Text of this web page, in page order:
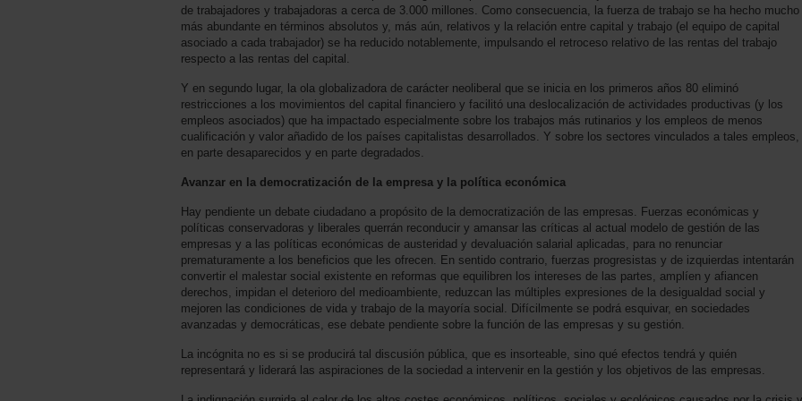
de trabajadores y trabajadoras a cerca de 3.000 millones. Como consecuencia, la fuerza de trabajo se ha hecho mucho
más abundante en términos absolutos y, más aún, relativos y la relación entre capital y trabajo (el equipo de capital
asociado a cada trabajador) se ha reducido notablemente, impulsando el retroceso relativo de las rentas del trabajo
respecto a las rentas del capital.
Y en segundo lugar, la ola globalizadora de carácter neoliberal que se inicia en los primeros años 80 eliminó
restricciones a los movimientos del capital financiero y facilitó una deslocalización de actividades productivas (y los
empleos asociados) que ha impactado especialmente sobre los trabajos más rutinarios y los empleos de menos
cualificación y valor añadido de los países capitalistas desarrollados. Y sobre los sectores vinculados a tales empleos,
en parte desaparecidos y en parte degradados.
Avanzar en la democratización de la empresa y la política económica
Hay pendiente un debate ciudadano a propósito de la democratización de las empresas. Fuerzas económicas y
políticas conservadoras y liberales querrán reconducir y amansar las críticas al actual modelo de gestión de las
empresas y a las políticas económicas de austeridad y devaluación salarial aplicadas, para no renunciar
prematuramente a los beneficios que les ofrecen. En sentido contrario, fuerzas progresistas y de izquierdas intentarán
convertir el malestar social existente en reformas que equilibren los intereses de las partes, amplíen y afiancen
derechos, impidan el deterioro del medioambiente, reduzcan las múltiples expresiones de la desigualdad social y
mejoren las condiciones de vida y trabajo de la mayoría social. Difícilmente se podrá esquivar, en sociedades
avanzadas y democráticas, ese debate pendiente sobre la función de las empresas y su gestión.
La incógnita no es si se producirá tal discusión pública, que es insorteable, sino qué efectos tendrá y quién
representará y liderará las aspiraciones de la sociedad a intervenir en la gestión y los objetivos de las empresas.